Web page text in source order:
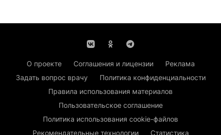
О проекте Соглашения и лицензии
Реклама
Задать вопрос врачу
Политика конфиденциальности
Правила использования материалов
Пользовательское соглашение
Политика использования cookie-файлов
Рекомендательные технологии
Статистика